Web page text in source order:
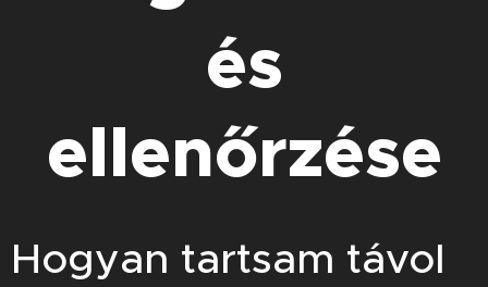
és
ellenőrzése
Hogyan tartsam távol